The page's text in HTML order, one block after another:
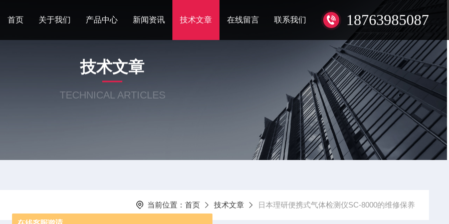
18763985087
首页 关于我们 产品中心 新闻资讯 技术文章 在线留言 联系我们
技术文章
TECHNICAL ARTICLES
当前位置： 首页 技术文章 日本理研便携式气体检测仪SC-8000的维修保养